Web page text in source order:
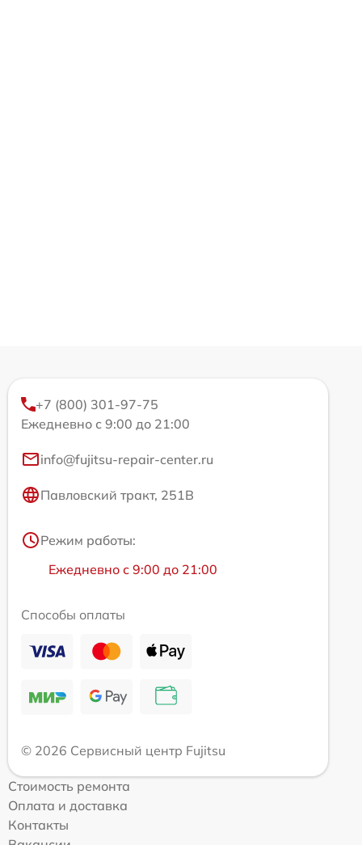
+7 (800) 301-97-75
Ежедневно с 9:00 до 21:00
info@fujitsu-repair-center.ru
Павловский тракт, 251В
Режим работы:
Ежедневно с 9:00 до 21:00
Способы оплаты
© 2026 Сервисный центр Fujitsu
Стоимость ремонта
Оплата и доставка
Контакты